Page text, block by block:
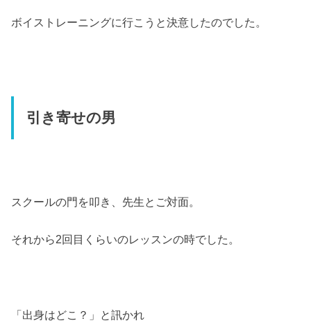
ボイストレーニングに行こうと決意したのでした。
引き寄せの男
スクールの門を叩き、先生とご対面。
それから2回目くらいのレッスンの時でした。
「出身はどこ？」と訊かれ